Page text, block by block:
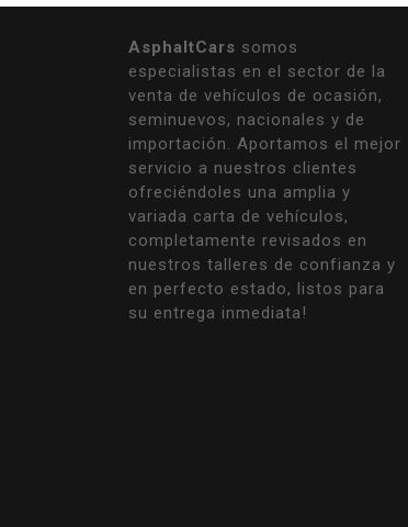
AsphaltCars somos
especialistas en el sector de la
venta de vehículos de ocasión,
seminuevos, nacionales y de
importación. Aportamos el mejor
servicio a nuestros clientes
ofreciéndoles una amplia y
variada carta de vehículos,
completamente revisados en
nuestros talleres de confianza y
en perfecto estado, listos para
su entrega inmediata!